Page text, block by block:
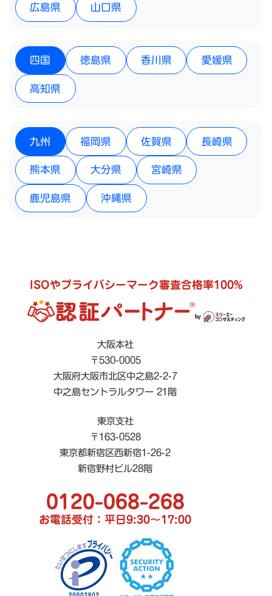
広島県 山口県
四国 徳島県 香川県 愛媛県
高知県
九州 福岡県 佐賀県 長崎県
熊本県 大分県 宮崎県
鹿児島県 沖縄県
ISOやプライバシーマーク審査合格率100%
大阪本社
〒530-0005
大阪府大阪市北区中之島2-2-7
中之島セントラルタワー 21階
東京支社
〒163-0528
東京都新宿区西新宿1-26-2
新宿野村ビル28階
0120-068-268
お電話受付：平日9:30〜17:00